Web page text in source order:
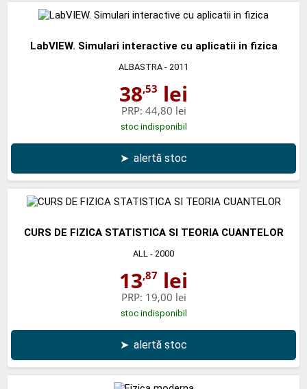
LabVIEW. Simulari interactive cu aplicatii in fizica
ALBASTRA - 2011
38,53 lei
PRP: 44,80 lei
stoc indisponibil
➤ alertă stoc
CURS DE FIZICA STATISTICA SI TEORIA CUANTELOR
ALL - 2000
13,87 lei
PRP: 19,00 lei
stoc indisponibil
➤ alertă stoc